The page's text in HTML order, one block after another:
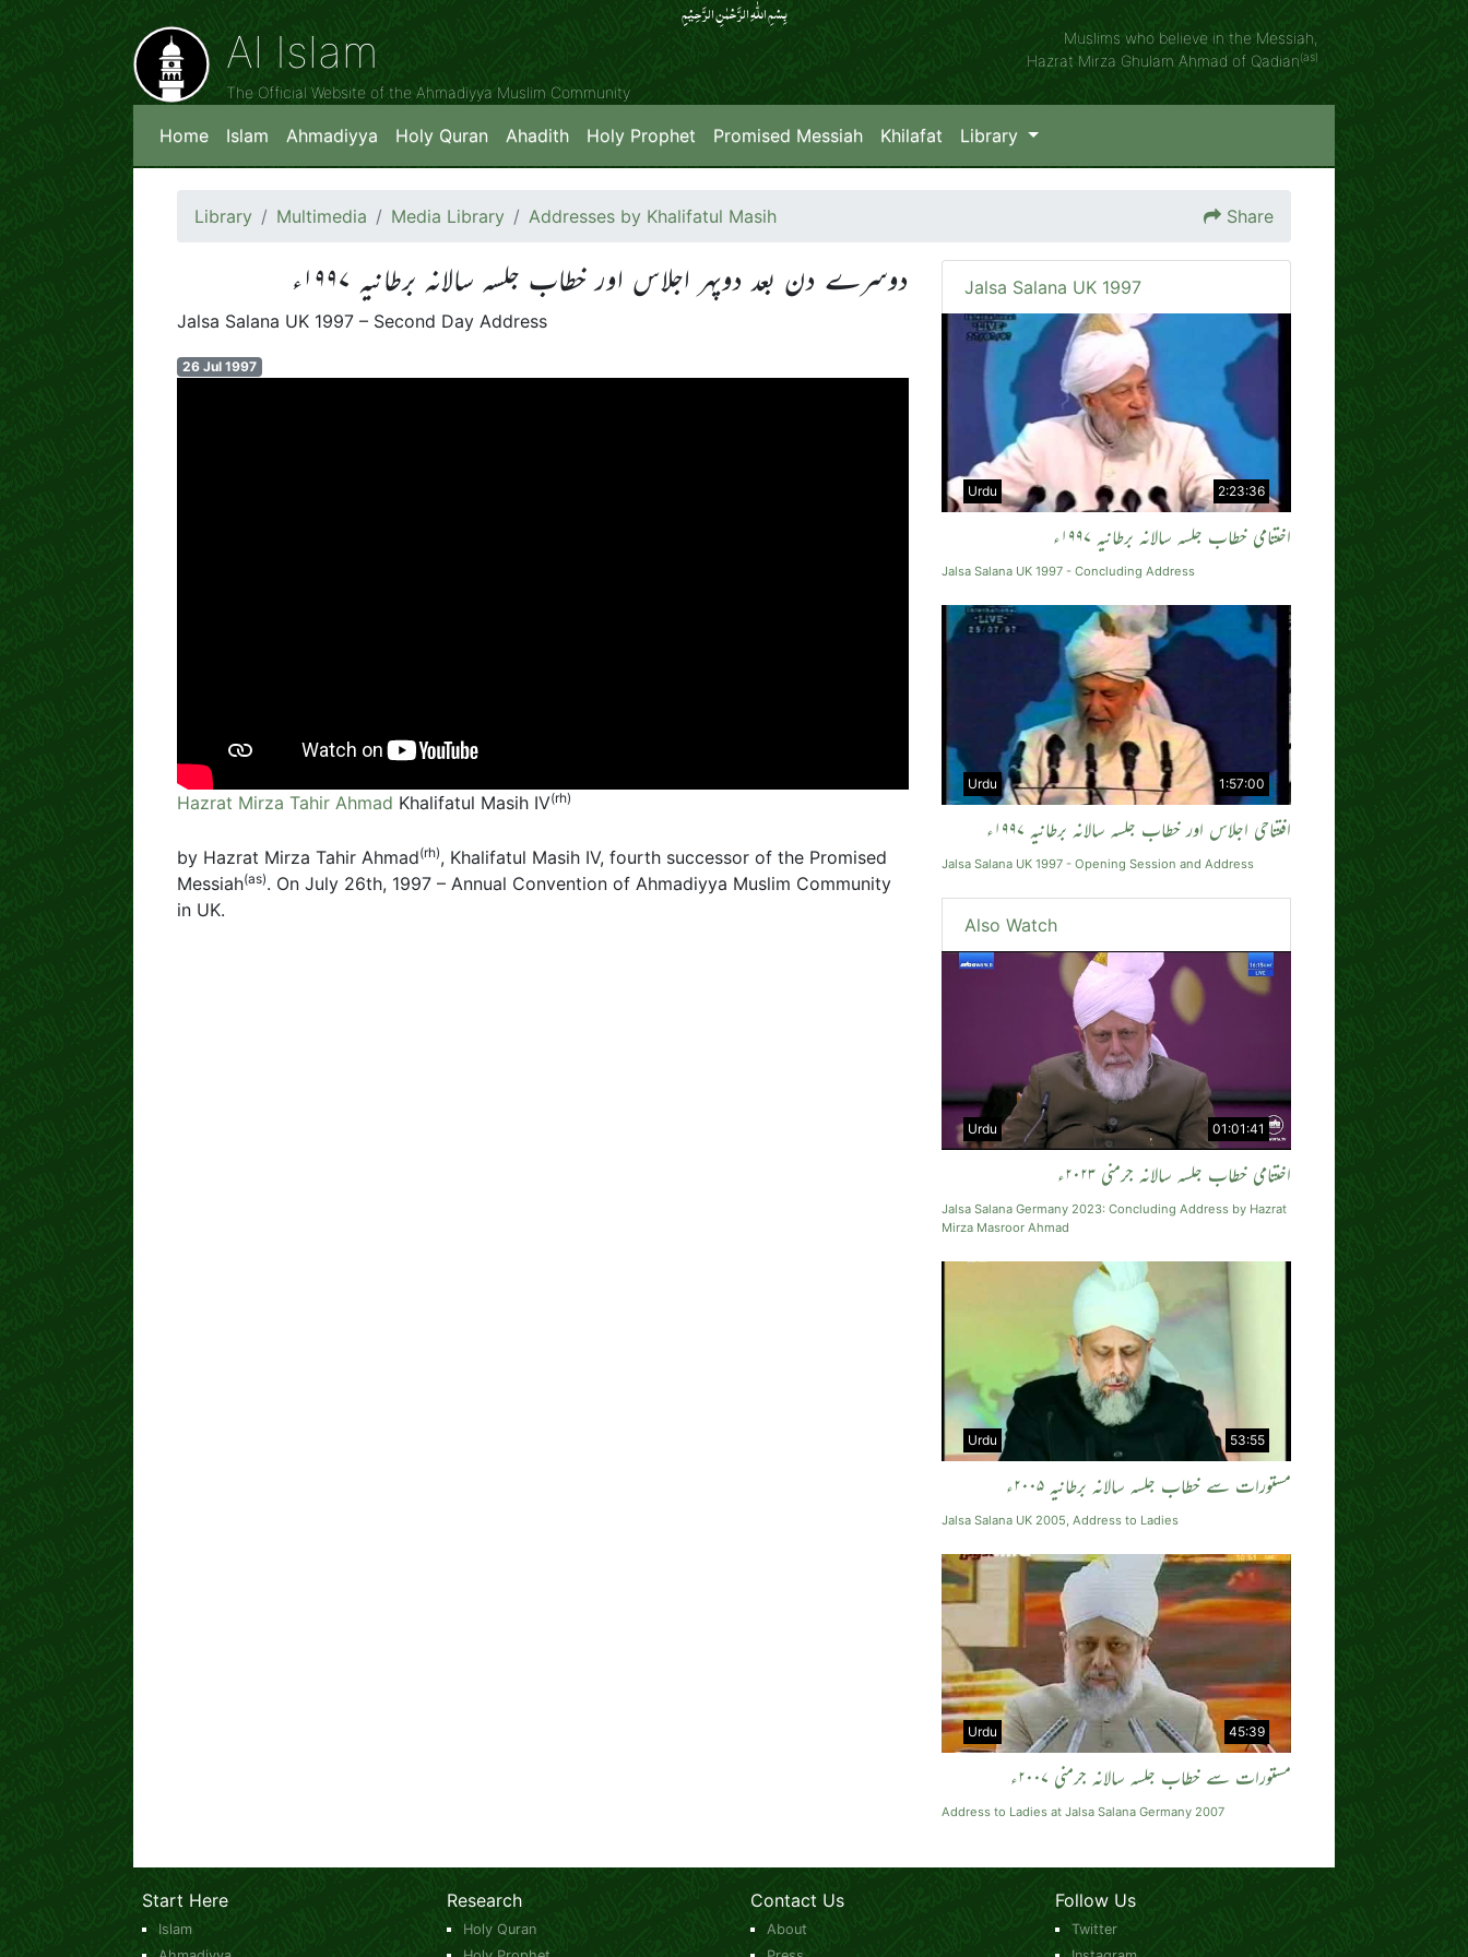
بِسۡمِ اللّٰہِ الرَّحۡمٰنِ الرَّحِیۡمِِ
Al Islam
The Official Website of the Ahmadiyya Muslim Community
Muslims who believe in the Messiah,
Hazrat Mirza Ghulam Ahmad of Qadian(as)
Home Islam Ahmadiyya Holy Quran Ahadith Holy Prophet Promised Messiah Khilafat Library
Library Multimedia Media Library Addresses by Khalifatul Masih Share
دوسرے دن بعد دوپہر اجلاس اور خطاب جلسہ سالانہ برطانیہ ۱۹۹۷ء
Jalsa Salana UK 1997 – Second Day Address
26 Jul 1997
Hazrat Mirza Tahir Ahmad Khalifatul Masih IV(rh)
by Hazrat Mirza Tahir Ahmad(rh), Khalifatul Masih IV, fourth successor of the Promised
Messiah(as). On July 26th, 1997 – Annual Convention of Ahmadiyya Muslim Community
in UK.
Jalsa Salana UK 1997
2:23:36
Urdu
اختتامی خطاب جلسہ سالانہ برطانیہ ۱۹۹۷ء
Jalsa Salana UK 1997 - Concluding Address
1:57:00
Urdu
افتتاحی اجلاس اور خطاب جلسہ سالانہ برطانیہ ۱۹۹۷ء
Jalsa Salana UK 1997 - Opening Session and Address
Also Watch
01:01:41
Urdu
اختتامی خطاب جلسہ سالانہ جرمنی ۲۰۲۳ء
Jalsa Salana Germany 2023: Concluding Address by Hazrat
Mirza Masroor Ahmad
53:55
Urdu
مستورات سے خطاب جلسہ سالانہ برطانیہ ۲۰۰۵ء
Jalsa Salana UK 2005, Address to Ladies
45:39
Urdu
مستورات سے خطاب جلسہ سالانہ جرمنی ۲۰۰۷ء
Address to Ladies at Jalsa Salana Germany 2007
Start Here
Islam
Research
Holy Quran
Contact Us
About
Follow Us
Twitter